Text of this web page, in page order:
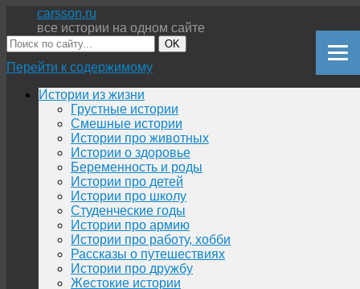
carsson.ru
все истории на одном сайте
OK
Перейти к содержимому
Истории из жизни
Грустные истории
Смешные истории
Истории про животных
Истории о здоровье
Беременность и роды
Истории про детей
Истории про школу
Студенческие годы
Истории про армию
Истории про работу, хобби
Рассказы о путешествиях
Истории про дружбу
Жестокие истории